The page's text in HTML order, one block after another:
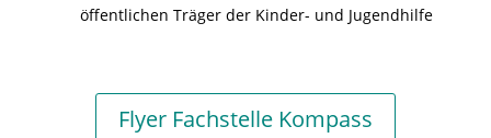
öffentlichen Träger der Kinder- und Jugendhilfe
Flyer Fachstelle Kompass